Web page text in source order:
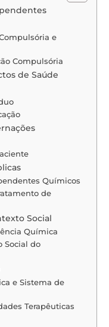
e
Compulsória
de Saúde
Químicos
de
Social
Química
Social do
e Sistema de
Terapêuticas